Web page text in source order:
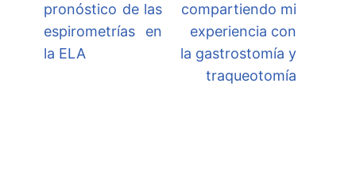
pronóstico de las
espirometrías en
la ELA
compartiendo mi
experiencia con
la gastrostomía y
traqueotomía